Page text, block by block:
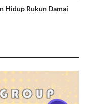
Hidup Rukun Damai